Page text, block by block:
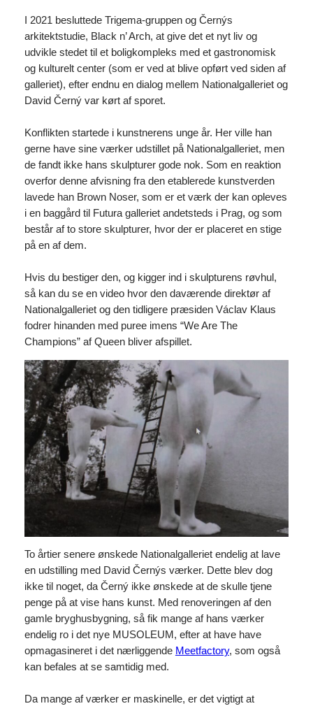
I 2021 besluttede Trigema-gruppen og Černýs
arkitektstudie, Black n’ Arch, at give det et nyt liv og
udvikle stedet til et boligkompleks med et gastronomisk
og kulturelt center (som er ved at blive opført ved siden af
galleriet), efter endnu en dialog mellem Nationalgalleriet og
David Černý var kørt af sporet.
Konflikten startede i kunstnerens unge år. Her ville han
gerne have sine værker udstillet på Nationalgalleriet, men
de fandt ikke hans skulpturer gode nok. Som en reaktion
overfor denne afvisning fra den etablerede kunstverden
lavede han Brown Noser, som er et værk der kan opleves
i en baggård til Futura galleriet andetsteds i Prag, og som
består af to store skulpturer, hvor der er placeret en stige
på en af dem.
Hvis du bestiger den, og kigger ind i skulpturens røvhul,
så kan du se en video hvor den daværende direktør af
Nationalgalleriet og den tidligere præsiden Václav Klaus
fodrer hinanden med puree imens “We Are The
Champions” af Queen bliver afspillet.
To årtier senere ønskede Nationalgalleriet endelig at lave
en udstilling med David Černýs værker. Dette blev dog
ikke til noget, da Černý ikke ønskede at de skulle tjene
penge på at vise hans kunst. Med renoveringen af den
gamle bryghusbygning, så fik mange af hans værker
endelig ro i det nye MUSOLEUM, efter at have have
opmagasineret i det nærliggende Meetfactory, som også
kan befales at se samtidig med.
Da mange af værker er maskinelle, er det vigtigt at